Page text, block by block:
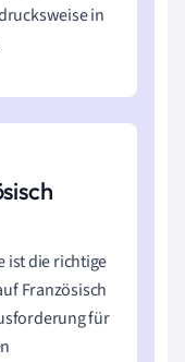
in
ist die richtige
Französisch
für